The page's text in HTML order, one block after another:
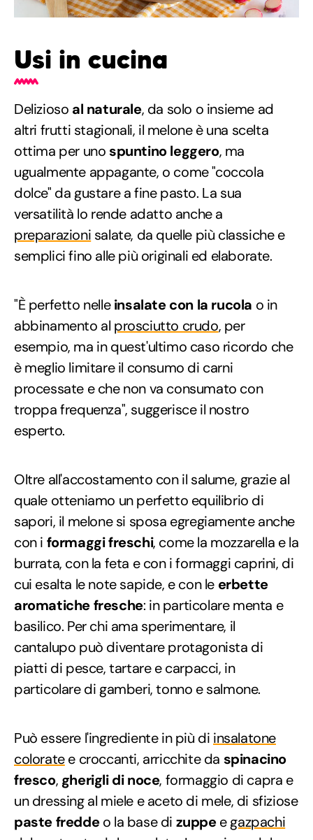
Usi in cucina
Delizioso al naturale, da solo o insieme ad
altri frutti stagionali, il melone è una scelta
ottima per uno spuntino leggero, ma
ugualmente appagante, o come "coccola
dolce" da gustare a fine pasto. La sua
versatilità lo rende adatto anche a
preparazioni salate, da quelle più classiche e
semplici fino alle più originali ed elaborate.
"È perfetto nelleinsalate con la rucola o in
abbinamento al prosciutto crudo, per
esempio, ma in quest'ultimo caso ricordo che
è meglio limitare il consumo di carni
processate e che non va consumato con
troppa frequenza", suggerisce il nostro
esperto.
Oltre all'accostamento con il salume, grazie al
quale otteniamo un perfetto equilibrio di
sapori, il melone si sposa egregiamente anche
con i formaggi freschi, come la mozzarella e la
burrata, con la feta e con i formaggi caprini, di
cui esalta le note sapide, e con le erbette
aromatiche fresche: in particolare menta e
basilico. Per chi ama sperimentare, il
cantalupo può diventare protagonista di
piatti di pesce, tartare e carpacci, in
particolare di gamberi, tonno e salmone.
Può essere l'ingrediente in più di insalatone
coloratee croccanti, arricchite da spinacino
fresco, gherigli di noce, formaggio di capra e
un dressing al miele e aceto di mele, di sfiziose
paste freddeo la base di zuppeegazpachi